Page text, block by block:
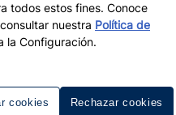
todos estos fines. Conoce
nuestra Política de
la Configuración.
cookies Rechazar cookies